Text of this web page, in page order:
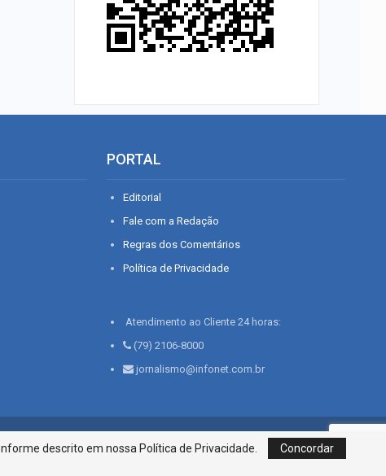
PORTAL
Editorial
Fale com a Redação
Regras dos Comentários
Política de Privacidade
Atendimento ao Cliente 24 horas:
(79) 2106-8000
jornalismo@infonet.com.br
276, Bairro São José | Aracaju-SE, CEP 49015-030, Fone: 79.2106.8000 - CI
Centro de Informações LTDA
descrito em nossa Política de Privacidade.
Concordar